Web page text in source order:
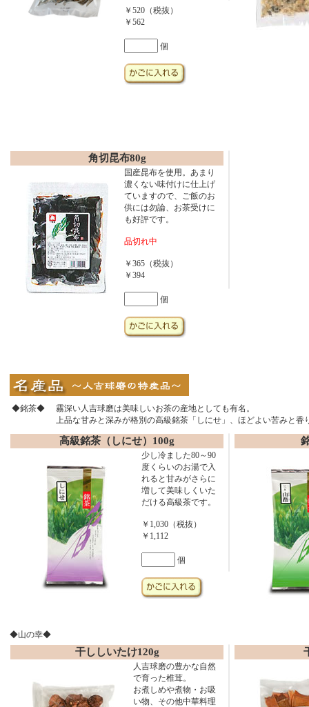
￥520（税抜）
￥562
個
角切昆布80g
国産昆布を使用。あまり
濃くない味付けに仕上げ
ていますので、ご飯のお
供には勿論、お茶受けに
も好評です。
品切れ中
￥365（税抜）
￥394
個
◆銘茶◆
霧深い人吉球磨は美味しいお茶の産地としても有名。
上品な甘みと深みが格別の高級銘茶「しにせ」、ほどよい苦みと
高級銘茶（しにせ）100g
少し冷ました80～90
度くらいのお湯で入
れると甘みがさらに
増して美味しくいた
だける高級茶です。
￥1,030（税抜）
￥1,112
個
◆山の幸◆
干ししいたけ120g
人吉球磨の豊かな自然
で育った椎茸。
お煮しめや煮物・お吸
い物、その他中華料理